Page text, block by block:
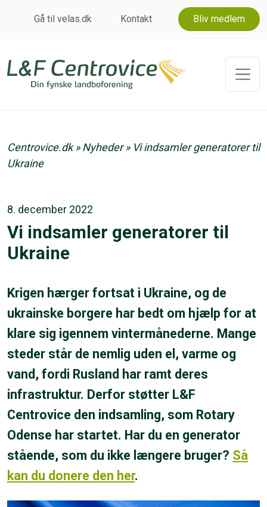
Gå til velas.dk Kontakt Bliv medlem
Centrovice.dk»Nyheder» Vi indsamler generatorer til
Ukraine
8. december 2022
Vi indsamler generatorer til
Ukraine
Krigen hærger fortsat i Ukraine, og de
ukrainske borgere har bedt om hjælp for at
klare sig igennem vintermånederne. Mange
steder står de nemlig uden el, varme og
vand, fordi Rusland har ramt deres
infrastruktur. Derfor støtter L&F
Centrovice den indsamling, som Rotary
Odense har startet. Har du en generator
stående, som du ikke længere bruger? Så
kan du donere den her.